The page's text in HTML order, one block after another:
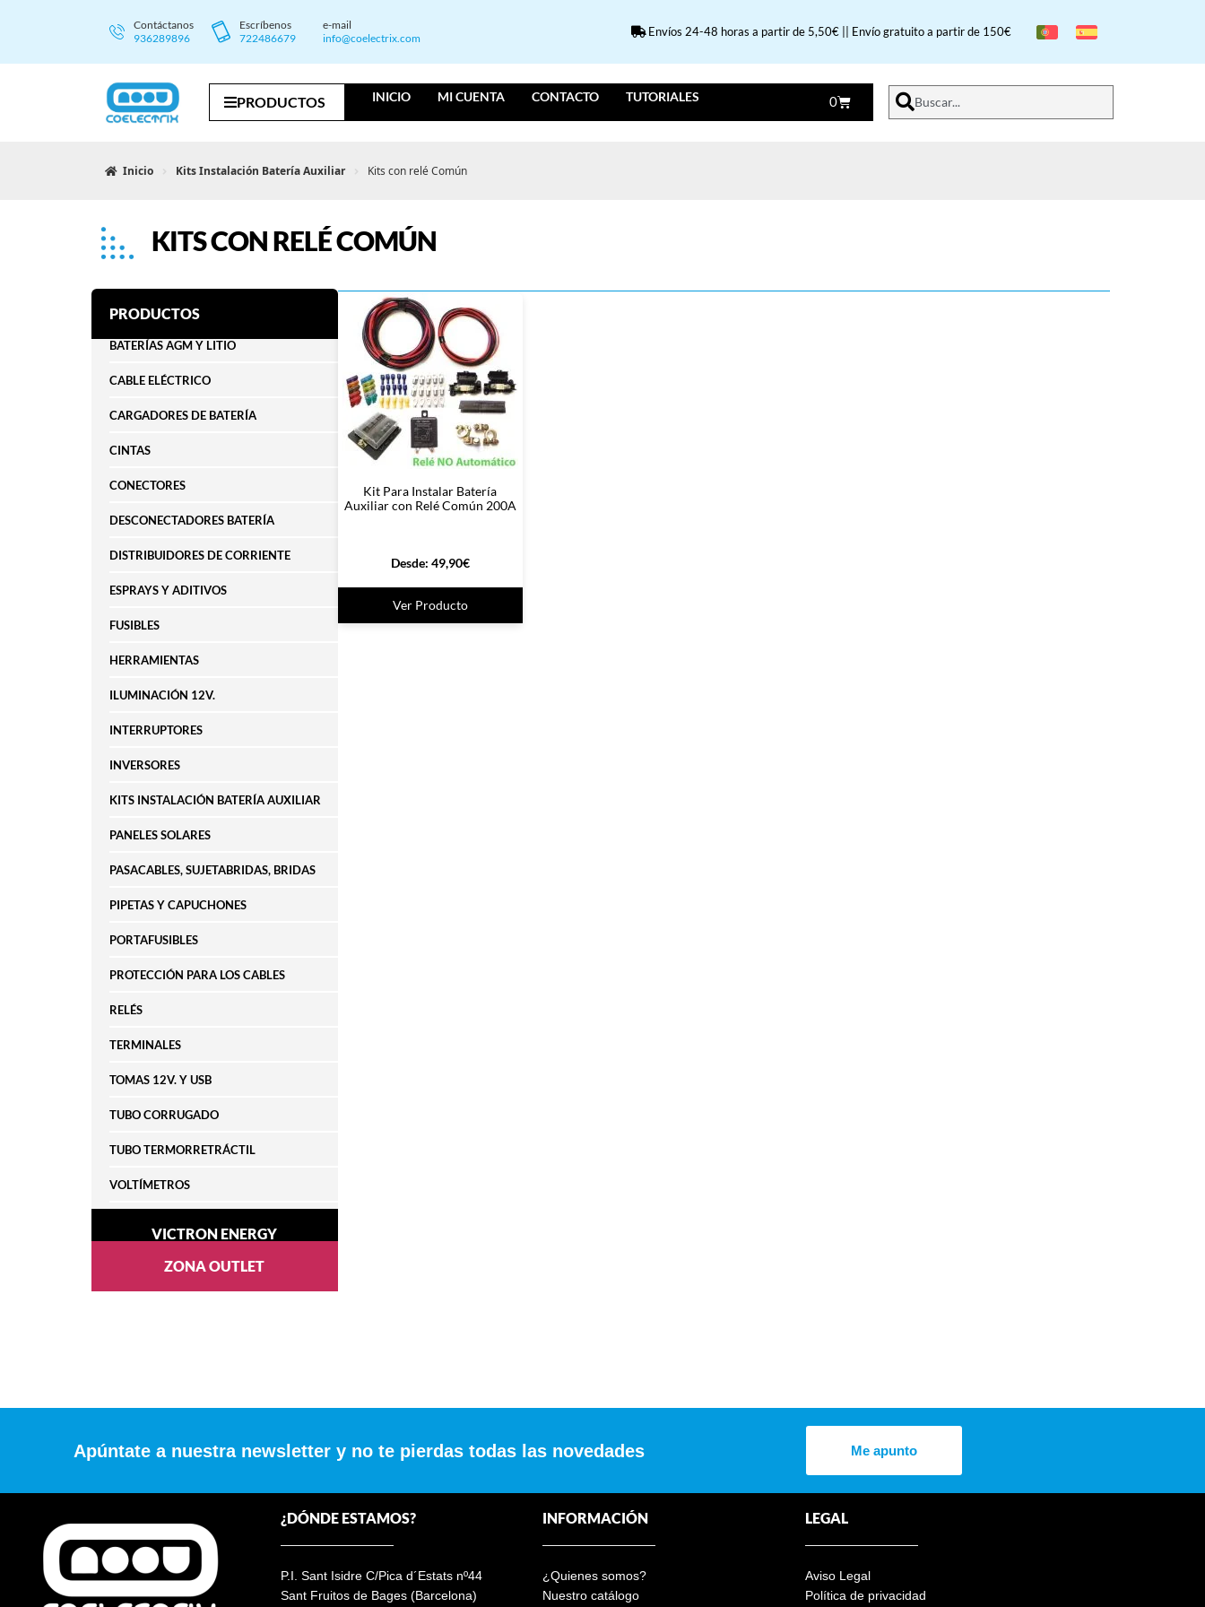
Contáctanos
936289896
Escríbenos
722486679
e-mail
info@coelectrix.com
Envíos 24-48 horas a partir de 5,50€ || Envío gratuito a partir de 150€
PRODUCTOS INICIO MI CUENTA CONTACTO TUTORIALES 0 Buscar...
Inicio Kits Instalación Batería Auxiliar Kits con relé Común
KITS CON RELÉ COMÚN
PRODUCTOS
BATERÍAS AGM Y LITIO
CABLE ELÉCTRICO
CARGADORES DE BATERÍA
CINTAS
CONECTORES
DESCONECTADORES BATERÍA
DISTRIBUIDORES DE CORRIENTE
ESPRAYS Y ADITIVOS
FUSIBLES
HERRAMIENTAS
ILUMINACIÓN 12V.
INTERRUPTORES
INVERSORES
KITS INSTALACIÓN BATERÍA AUXILIAR
PANELES SOLARES
PASACABLES, SUJETABRIDAS, BRIDAS
PIPETAS Y CAPUCHONES
PORTAFUSIBLES
PROTECCIÓN PARA LOS CABLES
RELÉS
TERMINALES
TOMAS 12V. Y USB
TUBO CORRUGADO
TUBO TERMORRETRÁCTIL
VOLTÍMETROS
VICTRON ENERGY
ZONA OUTLET
Kit Para Instalar Batería
Auxiliar con Relé Común 200A
Desde: 49,90€
Ver Producto
Apúntate a nuestra newsletter y no te pierdas todas las novedades Me apunto
¿DÓNDE ESTAMOS?
P.I. Sant Isidre C/Pica d´Estats nº44
Sant Fruitos de Bages (Barcelona)
INFORMACIÓN
¿Quienes somos?
Nuestro catálogo
LEGAL
Aviso Legal
Política de privacidad